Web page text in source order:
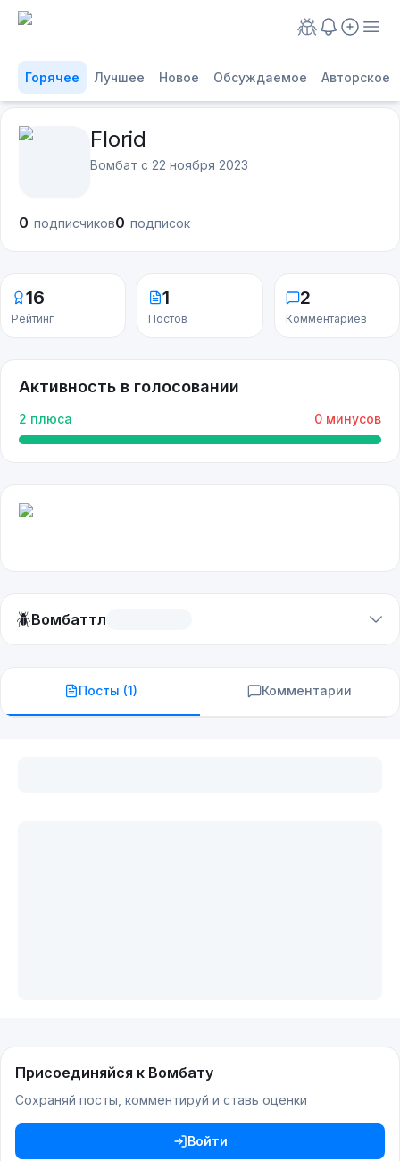
Горячее Лучшее Новое Обсуждаемое Авторское
Florid
Вомбат с 22 ноября 2023
0 подписчиков0 подписок
16
Рейтинг
1
Постов
2
Комментариев
Активность в голосовании
2 плюса 0 минусов
🪲Вомбаттл
Посты (1) Комментарии
Присоединяйся к Вомбату
Сохраняй посты, комментируй и ставь оценки
Войти